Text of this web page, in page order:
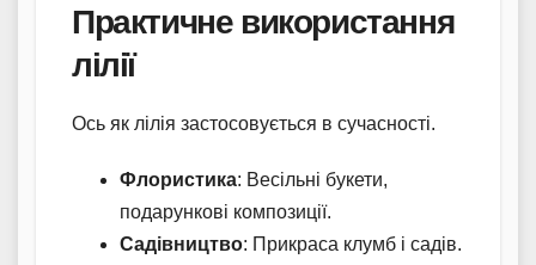
Практичне використання
лілії
Ось як лілія застосовується в сучасності.
Флористика: Весільні букети,
подарункові композиції.
Садівництво: Прикраса клумб і садів.